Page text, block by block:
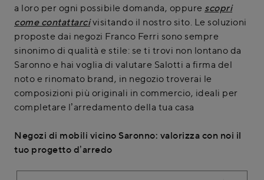
a loro per ogni possibile domanda, oppure scopri
come contattarcivisitando il nostro sito. Le soluzioni
proposte dai negozi Franco Ferri sono sempre
sinonimo di qualità e stile: se ti trovi non lontano da
Saronno e hai voglia di valutare Salotti a firma del
noto e rinomato brand, in negozio troverai le
composizioni più originali in commercio, ideali per
completare l’arredamento della tua casa
Negozi di mobili vicino Saronno: valorizza con noi il
tuo progetto d’arredo